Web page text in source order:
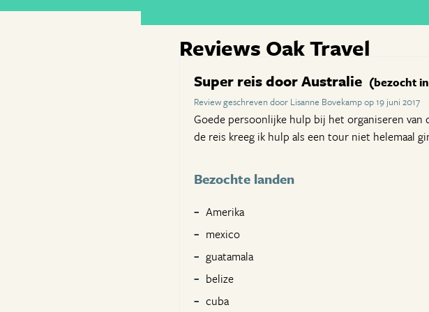
Reviews Oak Travel
Super reis door Australie (bezocht
Review geschreven door Lisanne Bovekamp op 19 juni 2017
Goede persoonlijke hulp bij het organiseren
de reis kreeg ik hulp als een tour niet helemaal
Bezochte landen
Amerika
mexico
guatamala
belize
cuba